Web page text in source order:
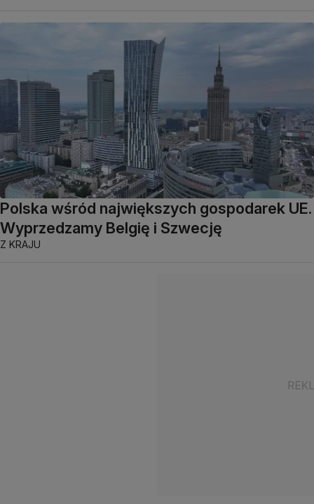
Polska wśród największych gospodarek UE.
Wyprzedzamy Belgię i Szwecję
Z KRAJU